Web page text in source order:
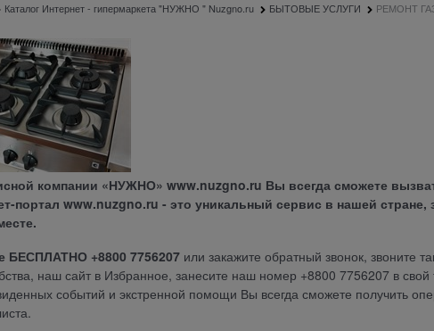
Каталог Интернет - гипермаркета "НУЖНО " Nuzgno.ru БЫТОВЫЕ УСЛУГИ РЕМОНТ
компании «НУЖНО» www.nuzgno.ru Вы всегда сможете
портал www.nuzgno.ru - это уникальный сервис в нашей
БЕСПЛАТНО +8800 7756207 или закажите обратный звонок, звоните
наш сайт в Избранное, занесите наш номер +8800 7756207 в
событий и экстренной помощи Вы всегда сможете получить